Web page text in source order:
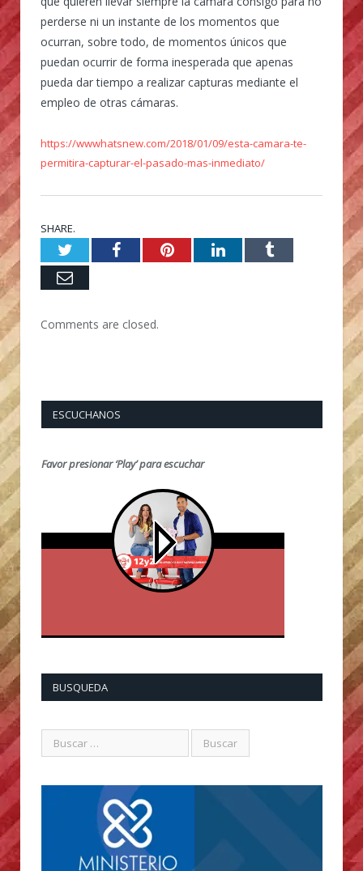
perderse ni un instante de los momentos que
ocurran, sobre todo, de momentos únicos que
puedan ocurrir de forma inesperada que apenas
pueda dar tiempo a realizar capturas mediante el
empleo de otras cámaras.
https://wwwhatsnew.com/2018/01/09/esta-camara-te-
permitira-capturar-el-pasado-mas-inmediato/
SHARE.
TwitterFacebookPinterestLinkedInTumblr
Email
Comments are closed.
ESCUCHANOS
Favor presionar ‘Play’ para escuchar
BUSQUEDA